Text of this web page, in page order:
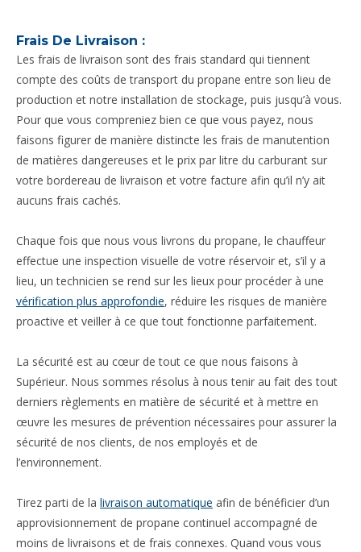
Frais De Livraison :
Les frais de livraison sont des frais standard qui tiennent
compte des coûts de transport du propane entre son lieu de
production et notre installation de stockage, puis jusqu’à vous.
Pour que vous compreniez bien ce que vous payez, nous
faisons figurer de manière distincte les frais de manutention
de matières dangereuses et le prix par litre du carburant sur
votre bordereau de livraison et votre facture afin qu’il n’y ait
aucuns frais cachés.
Chaque fois que nous vous livrons du propane, le chauffeur
effectue une inspection visuelle de votre réservoir et, s’il y a
lieu, un technicien se rend sur les lieux pour procéder à une
vérification plus approfondie, réduire les risques de manière
proactive et veiller à ce que tout fonctionne parfaitement.
La sécurité est au cœur de tout ce que nous faisons à
Supérieur. Nous sommes résolus à nous tenir au fait des tout
derniers règlements en matière de sécurité et à mettre en
œuvre les mesures de prévention nécessaires pour assurer la
sécurité de nos clients, de nos employés et de
l’environnement.
Tirez parti de la livraison automatique afin de bénéficier d’un
approvisionnement de propane continuel accompagné de
moins de livraisons et de frais connexes. Quand vous vous